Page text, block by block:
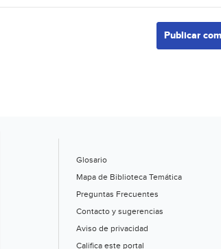
Glosario
Mapa de Biblioteca Temática
Preguntas Frecuentes
Contacto y sugerencias
Aviso de privacidad
Califica este portal